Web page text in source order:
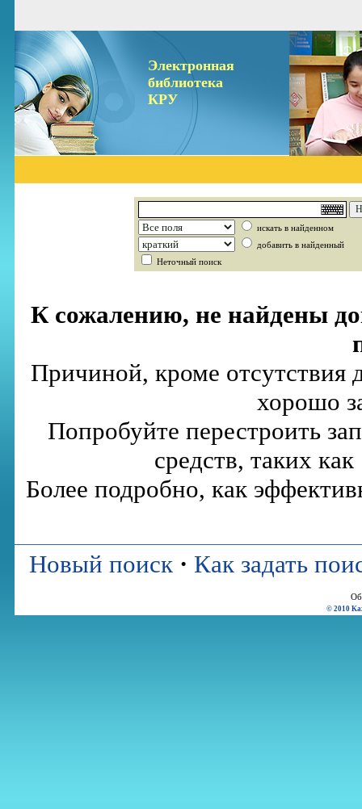
Электронная
библиотека
КРУ
искать в найденном
добавить в найденный
Неточный поиск
К сожалению, не найдены
Причиной, кроме отсутствия
хорошо
Попробуйте перестроить
средств, таких
Более подробно, как
Новый поиск · Как задать
© 2010